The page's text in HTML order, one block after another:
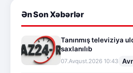
Ən Son Xəbərlər
Tanınmış televiziya
saxlanılıb
07.Avqust.2026 10:43